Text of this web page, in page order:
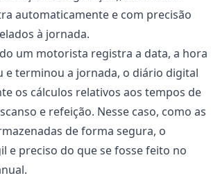
automaticamente e com precisão
à jornada.
um motorista registra a data, a hora
e terminou a jornada, o diário digital
os cálculos relativos aos tempos de
e refeição. Nesse caso, como as
de forma segura, o
e preciso do que se fosse feito no